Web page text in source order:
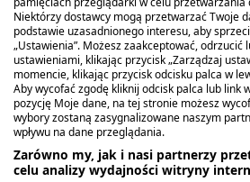
Ziaja, antyperspirant,
bloker, roll-on, 60 ml
8,49 zł
Ziaja
Kiedy stosować produkt?
Dawkowanie
Co zawiera produkt?
Pokaż więcej
Niektórzy dostawcy mogą przetwarzać Twoje
podstawie uzasadnionego interesu, aby
„Ustawienia”. Możesz zaakceptować, odrzucić
ustawieniami, klikając przycisk „Zarządzaj
momencie, klikając przycisk odcisku palca w
Aby wycofać zgodę kliknij odcisk palca lub link
pozycję Moje dane, na tej stronie możesz
wybory zostaną zasygnalizowane naszym
wpływu na dane przeglądania.
Zarówno my, jak i nasi partnerzy
celu analizy wydajności witryny